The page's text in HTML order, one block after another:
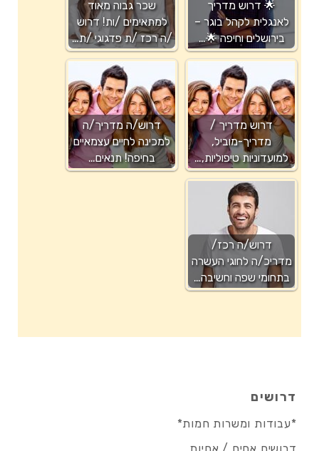
🌟 דרוש מדריך
לאנגלית לקהל בוגר –
בירושלים וחיפה 🌟…
שכר גבוה מאוד
למתאימים /ות! דרוש
/ה רכז /ת פדגוגי /ת…
דרוש מדריך /
מדריך-מוביל,
למועדוניות טיפוליות,…
דרוש/ה מדריך/ה
למכינה לחיים עצמאיים
בחיפה! תנאים…
דרוש/ה רכז/
מדריכ/ה לחוגי העשרה
בתחומי שפה וחשיבה…
דרושים
*עבודות ומשרות חמות*
דרושים אחים / אחיות